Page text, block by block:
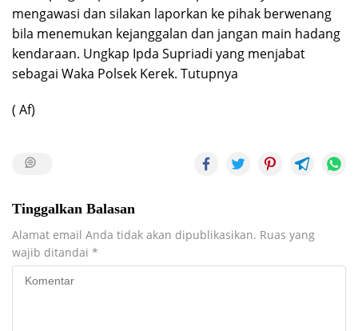
mengawasi dan silakan laporkan ke pihak berwenang
bila menemukan kejanggalan dan jangan main hadang
kendaraan. Ungkap Ipda Supriadi yang menjabat
sebagai Waka Polsek Kerek. Tutupnya
( Af)
Tinggalkan Balasan
Alamat email Anda tidak akan dipublikasikan. Ruas yang
wajib ditandai *